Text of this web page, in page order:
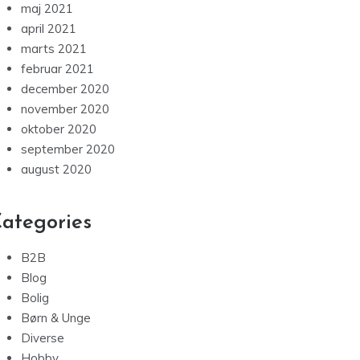
maj 2021
april 2021
marts 2021
februar 2021
december 2020
november 2020
oktober 2020
september 2020
august 2020
B2B
Blog
Bolig
Børn & Unge
Diverse